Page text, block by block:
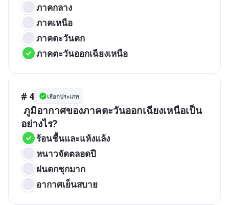
ภาคกลาง
ภาคเหนือ
ภาคตะวันตก
ภาคตะวันออกเฉียงเหนือ
# 4 เลือกประเภท
อย่างไร?
ร้อนชื้นและแห้งแล้ง
หนาวจัดตลอดปี
ฝนตกชุกมาก
อากาศเย็นสบาย